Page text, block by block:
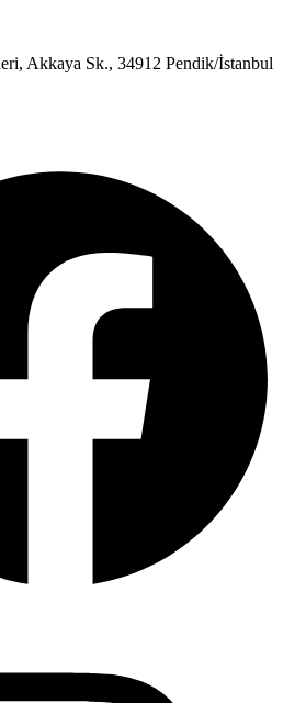
Akkaya Sk., 34912 Pendik/İstanbul